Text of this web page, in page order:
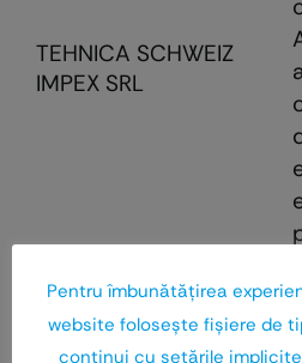
TEHNICA SCHWEIZ
IMPEX SRL
Pentru îmbunătăţirea
website foloseşte fişiere de
continui cu setările